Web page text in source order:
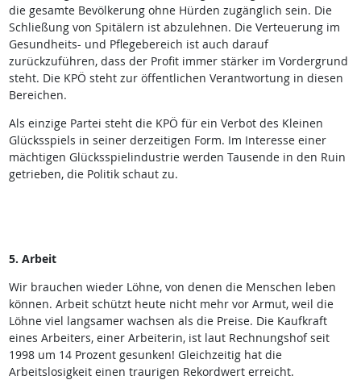
die gesamte Bevölkerung ohne Hürden zugänglich sein. Die
Schließung von Spitälern ist abzulehnen. Die Verteuerung im
Gesundheits- und Pflegebereich ist auch darauf
zurückzuführen, dass der Profit immer stärker im Vordergrund
steht. Die KPÖ steht zur öffentlichen Verantwortung in diesen
Bereichen.
Als einzige Partei steht die KPÖ für ein Verbot des Kleinen
Glücksspiels in seiner derzeitigen Form. Im Interesse einer
mächtigen Glücksspielindustrie werden Tausende in den Ruin
getrieben, die Politik schaut zu.
5. Arbeit
Wir brauchen wieder Löhne, von denen die Menschen leben
können. Arbeit schützt heute nicht mehr vor Armut, weil die
Löhne viel langsamer wachsen als die Preise. Die Kaufkraft
eines Arbeiters, einer Arbeiterin, ist laut Rechnungshof seit
1998 um 14 Prozent gesunken! Gleichzeitig hat die
Arbeitslosigkeit einen traurigen Rekordwert erreicht.